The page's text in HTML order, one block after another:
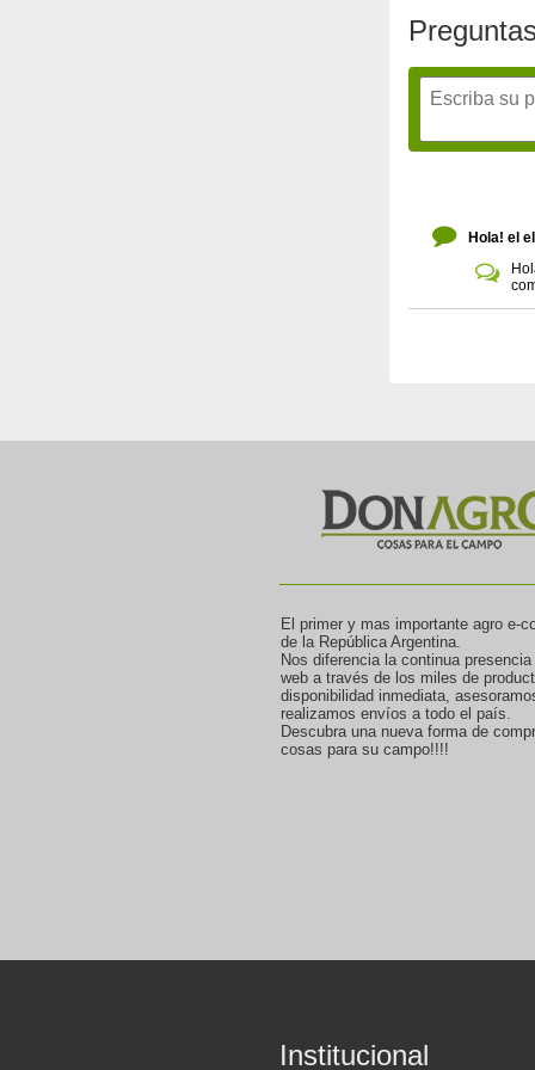
Hola! el
El primer y mas importante agro e-
de la República Argentina.
Nos diferencia la continua
web a través de los miles de
disponibilidad inmediata,
realizamos envíos a todo el país.
Descubra una nueva forma de
cosas para su campo!!!!
Institucional